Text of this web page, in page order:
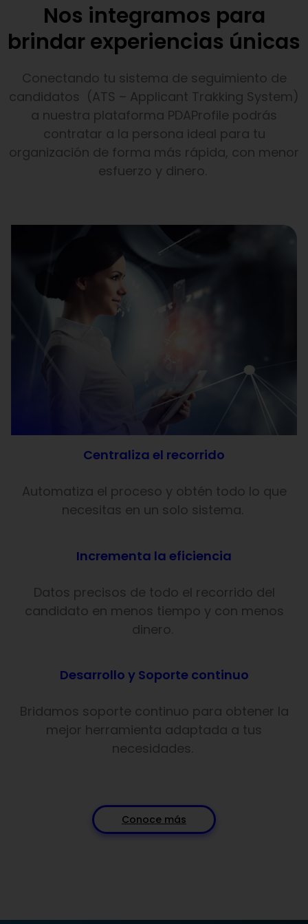
Nos integramos para
brindar experiencias únicas
Conectando tu sistema de seguimiento de
candidatos (ATS – Applicant Trakking System )
a nuestra plataforma PDAProfile podrás
contratar a la persona ideal para tu
organización de forma más rápida, con menor
esfuerzo y dinero.
Centraliza el recorrido
Automatiza el proceso y obtén todo lo que
necesitas en un solo sistema.
Incrementa la eficiencia
Datos precisos de todo el recorrido del
candidato en menos tiempo y con menos
dinero.
Desarrollo y Soporte continuo
Bridamos soporte continuo para obtener la
mejor herramienta adaptada a tus
necesidades.
Conoce más